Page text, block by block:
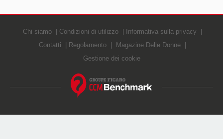
Chi siamo Condizioni di utilizzo
Informativa sulla privacy
Contatti
Regolamento
Magazine Delle Donne
Gestione dei cookie